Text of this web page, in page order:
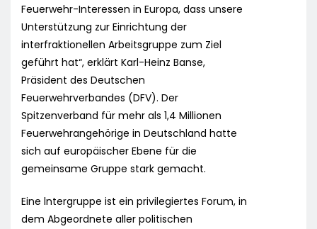
Feuerwehr-Interessen in Europa, dass unsere
Unterstützung zur Einrichtung der
interfraktionellen Arbeitsgruppe zum Ziel
geführt hat“, erklärt Karl-Heinz Banse,
Präsident des Deutschen
Feuerwehrverbandes (DFV). Der
Spitzenverband für mehr als 1,4 Millionen
Feuerwehrangehörige in Deutschland hatte
sich auf europäischer Ebene für die
gemeinsame Gruppe stark gemacht.
Eine lntergruppe ist ein privilegiertes Forum, in
dem Abgeordnete aller politischen